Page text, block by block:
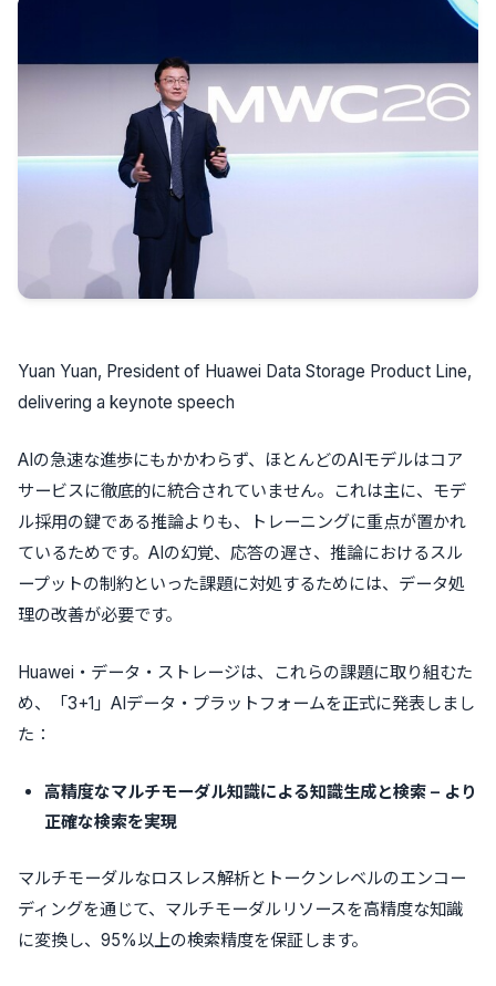
Yuan Yuan, President of Huawei Data Storage Product Line,
delivering a keynote speech
AIの急速な進歩にもかかわらず、ほとんどのAIモデルはコア
サービスに徹底的に統合されていません。これは主に、モデ
ル採用の鍵である推論よりも、トレーニングに重点が置かれ
ているためです。AIの幻覚、応答の遅さ、推論におけるスル
ープットの制約といった課題に対処するためには、データ処
理の改善が必要です。
Huawei・データ・ストレージは、これらの課題に取り組むた
め、「3+1」AIデータ・プラットフォームを正式に発表しまし
た：
高精度なマルチモーダル知識による知識生成と検索 – より
正確な検索を実現
マルチモーダルなロスレス解析とトークンレベルのエンコー
ディングを通じて、マルチモーダルリソースを高精度な知識
に変換し、95%以上の検索精度を保証します。